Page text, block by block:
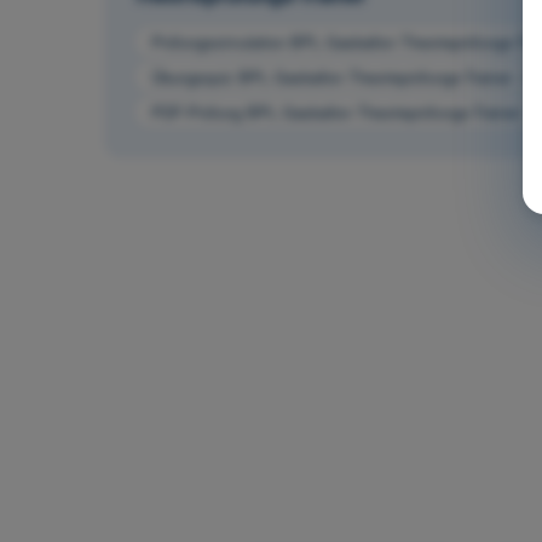
Prüfungssimulation BPL Gasballon Theorieprüfungs-
Übungsquiz BPL Gasballon Theorieprüfungs-Trainer -
PDF-Prüfung BPL Gasballon Theorieprüfungs-Trainer -